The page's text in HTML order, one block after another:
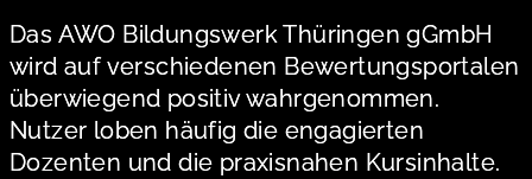
Das AWO Bildungswerk Thüringen gGmbH
wird auf verschiedenen Bewertungsportalen
überwiegend positiv wahrgenommen.
Nutzer loben häufig die engagierten
Dozenten und die praxisnahen Kursinhalte.